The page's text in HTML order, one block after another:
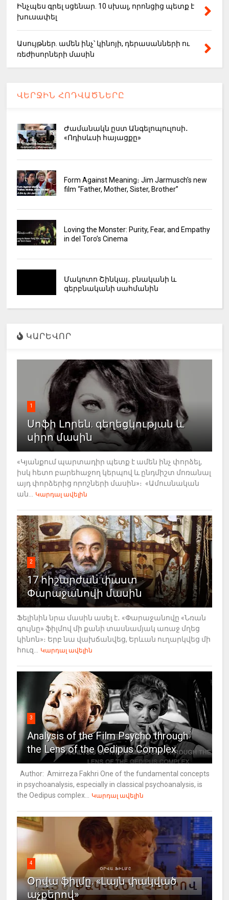
Ինչպես գրել սցենար. 10 սխալ, որոնցից պետք է
խուսափել
Ասույթներ. ամեն ինչ՝ կինոյի, դերասանների ու
ռեժիսորների մասին
ՎԵՐՋԻՆ ՀՈԴՎԱԾՆԵՐԸ
Ժամանակն ըստ Անգելոպուլոսի․
«Ոդիսևսի հայացքը»
Form Against Meaning։ Jim Jarmusch's new
film “Father, Mother, Sister, Brother”
Loving the Monster: Purity, Fear, and Empathy
in del Toro’s Cinema
Մակոտո Շինկայ․ բնականի և
գերբնականի սահմանին
ԿԱՐԵՎՈՐ
1
Սոֆի Լորեն. գեղեցկության և
սիրո մասին
«Կյանքում պարտադիր պետք է ամեն ինչ փորձել,
իսկ հետո բարեհաջող կերպով և ընդմիշտ մոռանալ
այդ փորձերից որոշների մասին»։ «Ամուսնական
ան...
Կարդալ ավելին
2
17 հիշարժան փաստ
Փարաջանովի մասին
Ֆելինին նրա մասին ասել է․ «Փարաջանովը «Նռան
գույնը» ֆիլմով մի քանի տասնամյակ առաջ մղեց
կինոն»։ Երբ նա վախճանվեց, Երևան ուղարկվեց մի
հուզ...
Կարդալ ավելին
3
Analysis of the Film Psycho through
the Lens of the Oedipus Complex
Author: Amirreza Fakhri One of the fundamental concepts
in psychoanalysis, especially in classical psychoanalysis, is
the Oedipus complex...
Կարդալ ավելին
4
Օրվա ֆիլմը. «Լայն փակված
աչքերով»